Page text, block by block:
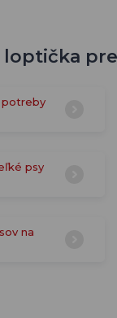
loptička
potreby
psy
na